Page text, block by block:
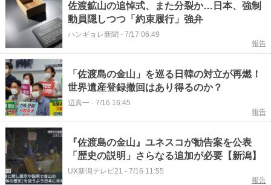
佐渡鉱山の追悼式、また分裂か…日本、強制
動員隠しつつ「約束履行」強弁
ハンギョレ新聞 - 7/17 06:49
報告
「佐渡島の金山」を巡る日韓の対立が再燃！
世界遺産登録撤回はあり得るのか？
辺真一 - 7/16 16:45
報告
『佐渡島の金山』ユネスコが勧告案を公表
「歴史の説明」さらなる追加が必要【新潟】
UX新潟テレビ21 - 7/16 11:55
報告